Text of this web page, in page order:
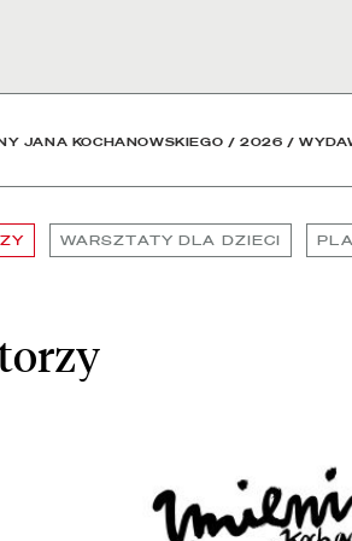
JANA KOCHANOWSKIEGO / 2026 /
WARSZTATY DLA DZIECI